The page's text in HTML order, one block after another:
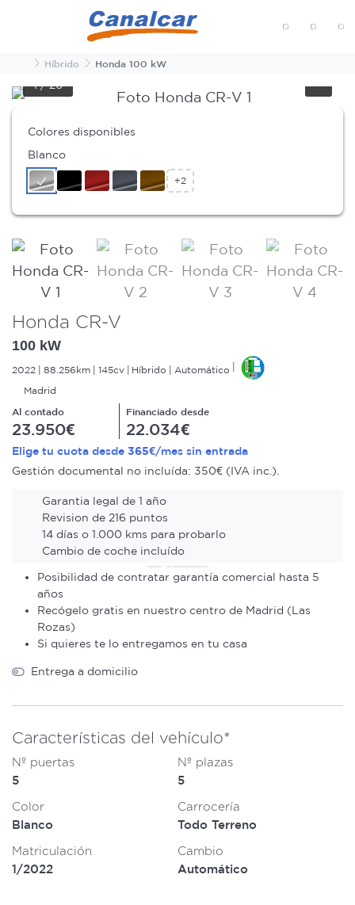
InicioHíbrido Honda 100 kW
1/26
Colores disponibles
Blanco
+2
Honda CR-V
100 kW
2022 88.256km 145cv Híbrido
Automático
Madrid
Al contado
23.950€
Financiado desde
22.034€
Elige tu cuota desde 365€/mes sin entrada
Gestión documental no incluída: 350€ (IVA inc.).
Garantia legal de 1 año
Revision de 216 puntos
14 días o 1.000 kms para probarlo
Cambio de coche incluído
Posibilidad de contratar garantía comercial hasta 5
años
Recógelo gratis en nuestro centro de Madrid (Las
Rozas)
Si quieres te lo entregamos en tu casa
Entrega a domicilio
Características del vehículo*
Nº puertas
5
Nº plazas
5
Color
Blanco
Carrocería
Todo Terreno
Matriculación
1/2022
Cambio
Automático